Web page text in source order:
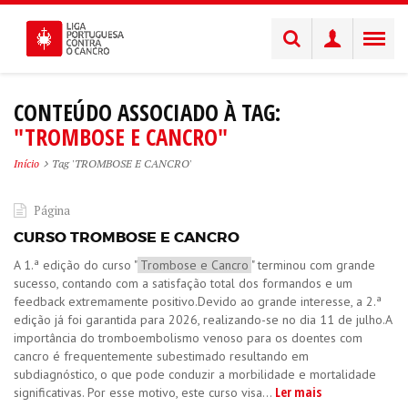
CONTEÚDO ASSOCIADO À TAG:
"TROMBOSE E CANCRO"
Início Tag 'TROMBOSE E CANCRO'
Página
CURSO TROMBOSE E CANCRO
​A 1.ª edição do curso " Trombose e Cancro " terminou com grande
sucesso, contando com a satisfação total dos formandos e um
feedback extremamente positivo.Devido ao grande interesse, a 2.ª
edição já foi garantida para 2026, realizando-se no dia 11 de julho.A
importância do tromboembolismo venoso para os doentes com
cancro é frequentemente subestimado resultando em
subdiagnóstico, o que pode conduzir a morbilidade e mortalidade
significativas. Por esse motivo, este curso visa... Ler mais